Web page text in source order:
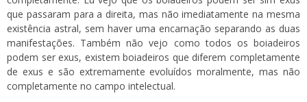
que passaram para a direita, mas não imediatamente na mesma
existência astral, sem haver uma encarnação separando as duas
manifestações. Também não vejo como todos os boiadeiros
podem ser exus, existem boiadeiros que diferem completamente
de exus e são extremamente evoluídos moralmente, mas não
completamente no campo intelectual.